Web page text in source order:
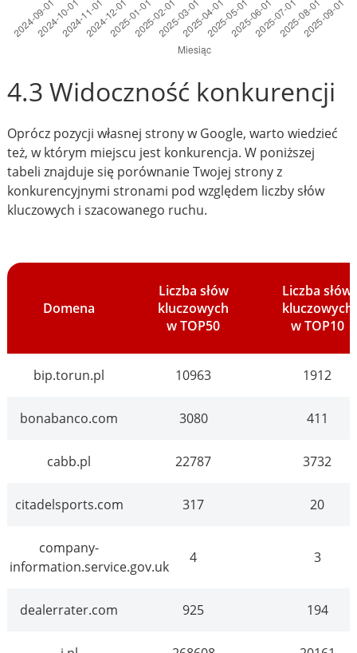
4.3 Widoczność konkurencji
Oprócz pozycji własnej strony w Google, warto wiedzieć
też, w którym miejscu jest konkurencja. W poniższej
tabeli znajduje się porównanie Twojej strony z
konkurencyjnymi stronami pod względem liczby słów
kluczowych i szacowanego ruchu.
Domena
Liczba słów
kluczowych
w TOP50
Liczba słów
kluczowych
w TOP10
bip.torun.pl 10963 1912
bonabanco.com 3080 411
cabb.pl 22787 3732
citadelsports.com 317 20
company-
information.service.gov.uk
4 3
dealerrater.com 925 194